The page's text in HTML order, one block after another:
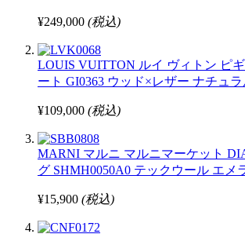
¥249,000 (税込)
LOUIS VUITTON ルイ ヴィトン ピ
ート GI0363 ウッド×レザー ナチュ
¥109,000 (税込)
MARNI マルニ マルニマーケット
グ SHMH0050A0 テックウール エメ
¥15,900 (税込)